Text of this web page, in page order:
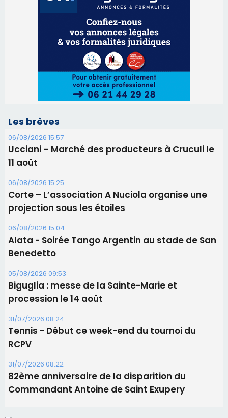
Les brèves
Ucciani – Marché des producteurs à Cruculi le
Corte – L’association A Nuciola organise une
projection sous les étoiles
Alata - Soirée Tango Argentin au stade de San
Benedetto
05/08/2026 09:53
Biguglia : messe de la Sainte-Marie et
procession le 14 août
31/07/2026 08:24
Tennis - Début ce week-end du tournoi du
RCPV
31/07/2026 08:22
82ème anniversaire de la disparition du
Commandant Antoine de Saint Exupery
Les plus lus
Satine Nomary est la nouvelle Miss Corse 2026
d'un spectacle qui ne reviendra pas avant 2081
Éclipse du 12 août : Où s'installer en Corse pour
profiter pleinement du spectacle ?